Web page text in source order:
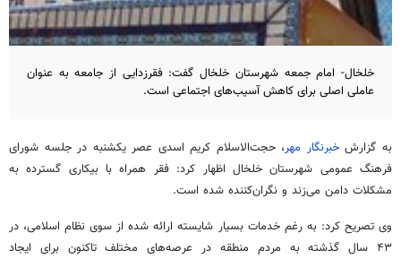
خلخال- امام جمعه شهرستان خلخال گفت: فقرزدایی از جامعه به عنوان
عاملی اصلی برای کاهش آسیب‌های اجتماعی است.
به گزارشخبرنگار مهر، حجت‌الاسلام کریم اسدی عصر یکشنبه در جلسه شورای
فرهنگ عمومی شهرستان خلخال اظهار کرد: فقر همراه با بیکاری گسترده به
مشکلات دامن می‌زند و نگران‌کننده شده است.
وی تصریح کرد: به رغم خدمات بسیار شایسته ارائه شده از سوی نظام اسلامی، در
۴۳ سال گذشته به مردم منطقه در عرصه‌های مختلف تاکنون برای ایجاد